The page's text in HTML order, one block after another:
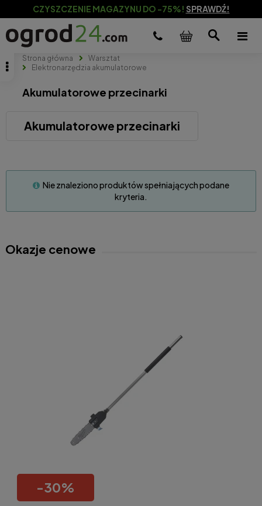
CZYSZCZENIE MAGAZYNU DO -75%! SPRAWDŹ!
Strona główna
Warsztat
Elektronarzędzia akumulatorowe
Akumulatorowe przecinarki
Akumulatorowe przecinarki
Nie znaleziono produktów spełniających podane
kryteria.
Okazje cenowe
-30%